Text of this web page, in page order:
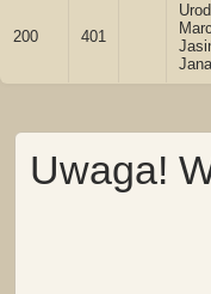
200 401
Jana
Uwaga!